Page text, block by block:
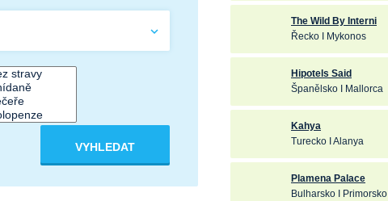
VYHLEDAT
The Wild By Interni
Řecko I Mykonos
Hipotels Said
Španělsko I Mallorca
Kahya
Turecko I Alanya
Plamena Palace
Bulharsko I Primorsko